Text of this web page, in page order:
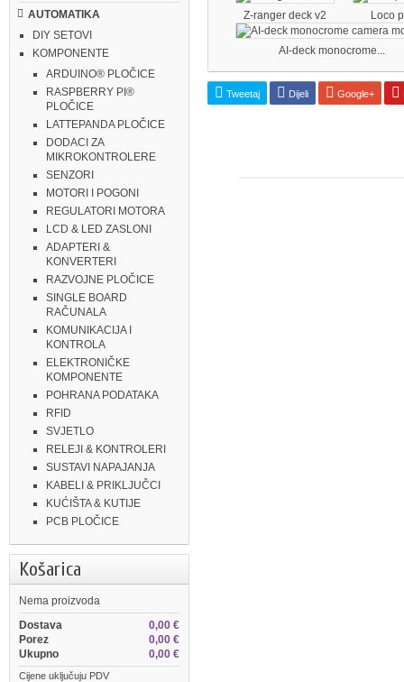
AUTOMATIKA
DIY SETOVI
KOMPONENTE
ARDUINO® PLOČICE
RASPBERRY PI®
PLOČICE
LATTEPANDA PLOČICE
DODACI ZA
MIKROKONTROLERE
SENZORI
MOTORI I POGONI
REGULATORI MOTORA
LCD & LED ZASLONI
ADAPTERI &
KONVERTERI
RAZVOJNE PLOČICE
SINGLE BOARD
RAČUNALA
KOMUNIKACIJA I
KONTROLA
ELEKTRONIČKE
KOMPONENTE
POHRANA PODATAKA
RFID
SVJETLO
RELEJI & KONTROLERI
SUSTAVI NAPAJANJA
KABELI & PRIKLJUČCI
KUĆIŠTA & KUTIJE
PCB PLOČICE
Košarica
Nema proizvoda
0,00 €
Dostava
0,00 €
Porez
0,00 €
Ukupno
Cijene uključuju PDV
Z-ranger deck v2 Loco
AI-deck monocrome...
Tweetaj Dijeli Google+